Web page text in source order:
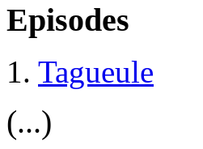
Episodes
1. Tagueule
(...)